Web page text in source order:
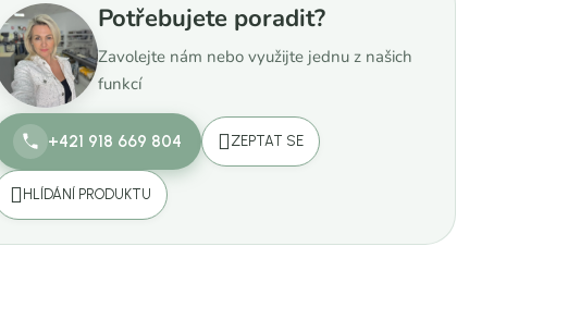
Potřebujete poradit?
Zavolejte nám nebo využijte jednu z našich
funkcí
+421 918 669 804 ZEPTAT SE
HLÍDÁNÍ PRODUKTU